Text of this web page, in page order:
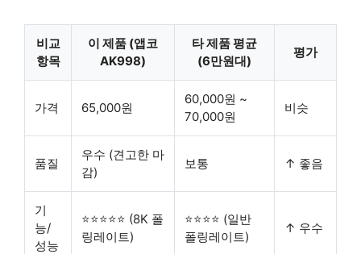
비교
항목
이 제품 (앱코
AK998)
타 제품 평균
(6만원대)
평가
가격 65,000원
60,000원 ~
70,000원
비슷
품질
우수 (견고한 마
감)
보통 ↑ 좋음
기
능/
성능
⭐⭐⭐⭐⭐ (8K 폴
링레이트)
⭐⭐⭐⭐ (일반
폴링레이트)
↑ 우수